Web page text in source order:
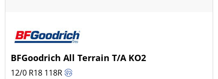
Ligeiro (0)
BFGoodrich All Terrain T/A KO2
12/0 R18 118R